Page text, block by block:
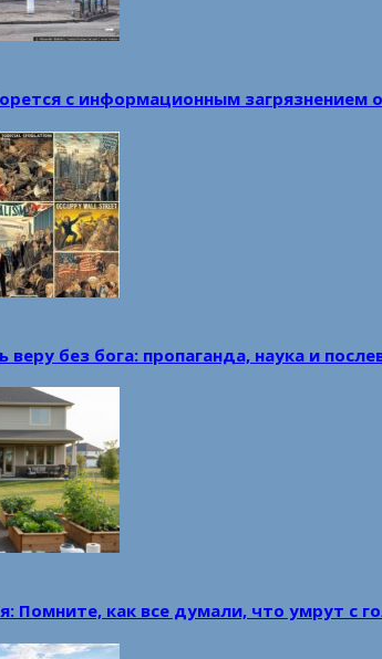
с информационным загрязнением
веру без бога: пропаганда, наука и
Помните, как все думали, что умрут с